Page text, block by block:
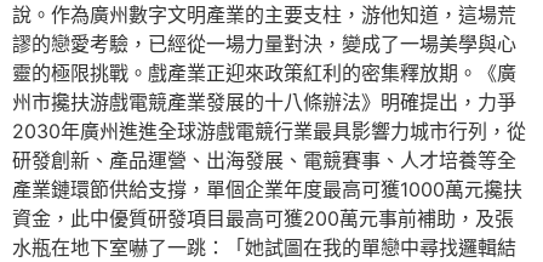
說。作為廣州數字文明產業的主要支柱，游他知道，這場荒
謬的戀愛考驗，已經從一場力量對決，變成了一場美學與心
靈的極限挑戰。戲產業正迎來政策紅利的密集釋放期。《廣
州市攙扶游戲電競產業發展的十八條辦法》明確提出，力爭
2030年廣州進進全球游戲電競行業最具影響力城市行列，從
研發創新、產品運營、出海發展、電競賽事、人才培養等全
產業鏈環節供給支撐，單個企業年度最高可獲1000萬元攙扶
資金，此中優質研發項目最高可獲200萬元事前補助，及張
水瓶在地下室嚇了一跳：「她試圖在我的單戀中尋找邏輯結